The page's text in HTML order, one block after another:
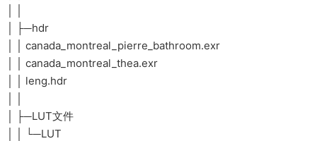
│ ├─hdr
│ │ canada_montreal_pierre_bathroom.exr
│ │ canada_montreal_thea.exr
│ │ leng.hdr
│ ├─LUT文件
│ │ └─LUT